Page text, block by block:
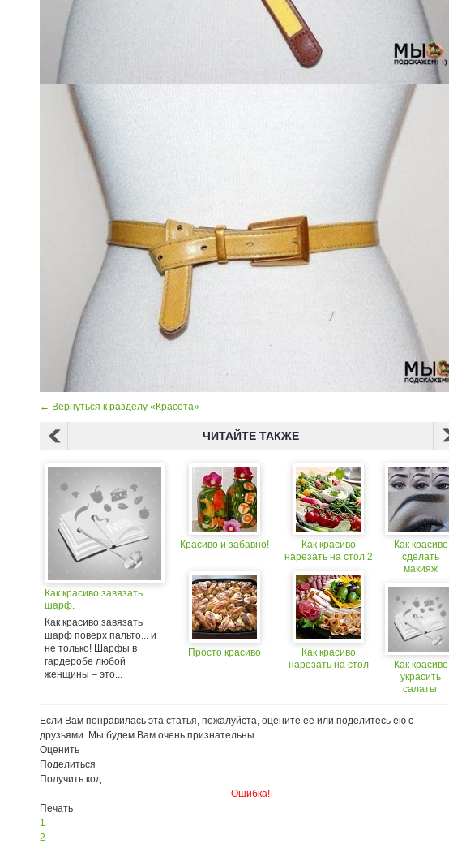
← Вернуться к разделу «Красота»
ЧИТАЙТЕ ТАКЖЕ
Как красиво завязать
шарф.
Как красиво завязать
шарф поверх пальто... и
не только! Шарфы в
гардеробе любой
женщины – это...
Красиво и забавно!
Просто красиво
Как красиво
нарезать на стол 2
Как красиво
нарезать на стол
Как красиво
сделать
макияж
Как красиво
украсить
салаты.
Если Вам понравилась эта статья, пожалуйста, оцените её или поделитесь ею с
друзьями. Мы будем Вам очень признательны.
Оценить
Поделиться
Получить код
Ошибка!
Печать
1
2